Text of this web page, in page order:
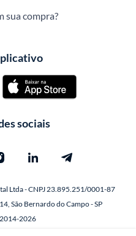
sua compra?
sociais
Ltda - CNPJ 23.895.251/0001-87
São Bernardo do Campo - SP
2026